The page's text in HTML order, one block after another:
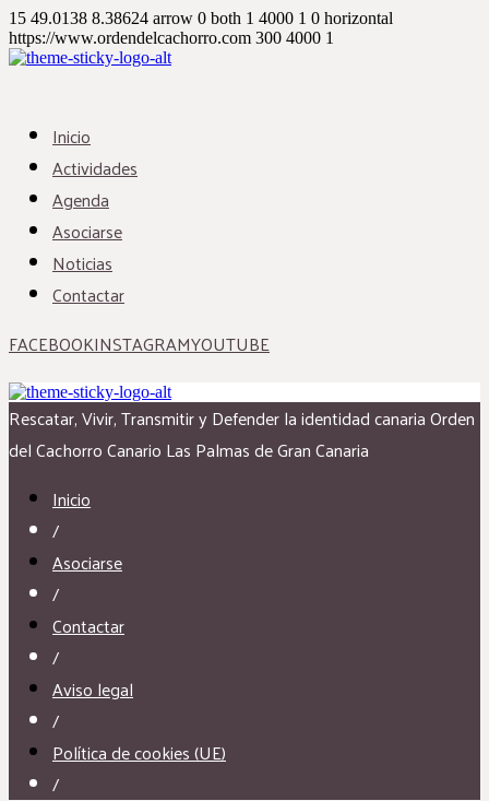
15 49.0138 8.38624 arrow 0 both 1 4000 1 0 horizontal
https://www.ordendelcachorro.com 300 4000 1
Inicio
Actividades
Agenda
Asociarse
Noticias
Contactar
FACEBOOKINSTAGRAMYOUTUBE
Rescatar, Vivir, Transmitir y Defender la identidad canariaOrden
del Cachorro Canario Las Palmas de Gran Canaria
Inicio
/
Asociarse
/
Contactar
/
Aviso legal
/
Política de cookies (UE)
/